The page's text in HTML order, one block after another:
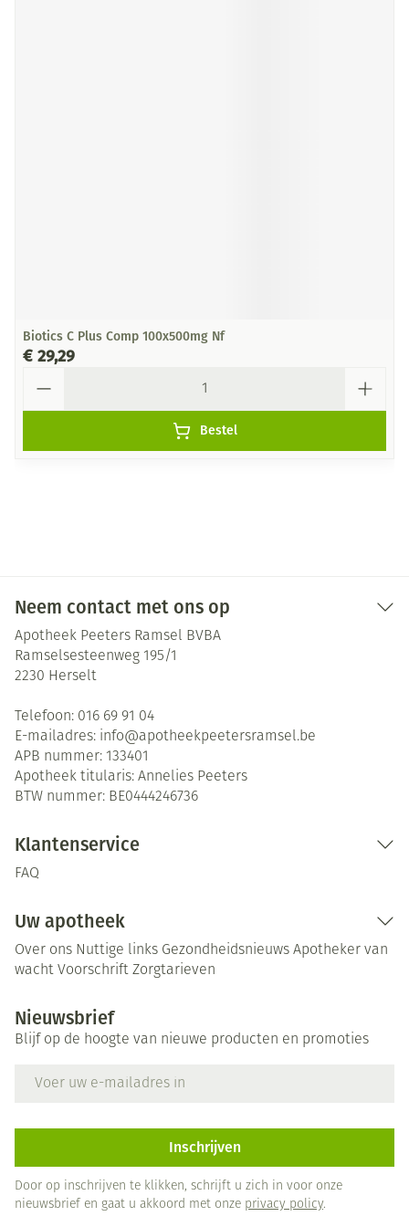
Biotics C Plus Comp 100x500mg Nf
€ 29,29
Bestel
Neem contact met ons op
Apotheek Peeters Ramsel BVBA
Ramselsesteenweg 195/1
2230 Herselt
Telefoon: 016 69 91 04
E-mailadres: info@apotheekpeetersramsel.be
APB nummer: 133401
Apotheek titularis: Annelies Peeters
BTW nummer: BE0444246736
Klantenservice
FAQ
Uw apotheek
Over ons Nuttige links Gezondheidsnieuws Apotheker van
wacht Voorschrift Zorgtarieven
Nieuwsbrief
Blijf op de hoogte van nieuwe producten en promoties
Inschrijven
Door op inschrijven te klikken, schrijft u zich in voor onze
nieuwsbrief en gaat u akkoord met onze privacy policy.